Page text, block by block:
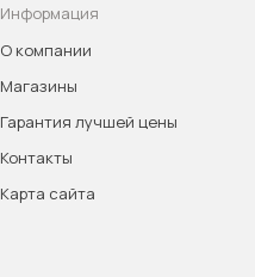
Информация
О компании
Магазины
Гарантия лучшей цены
Контакты
Карта сайта